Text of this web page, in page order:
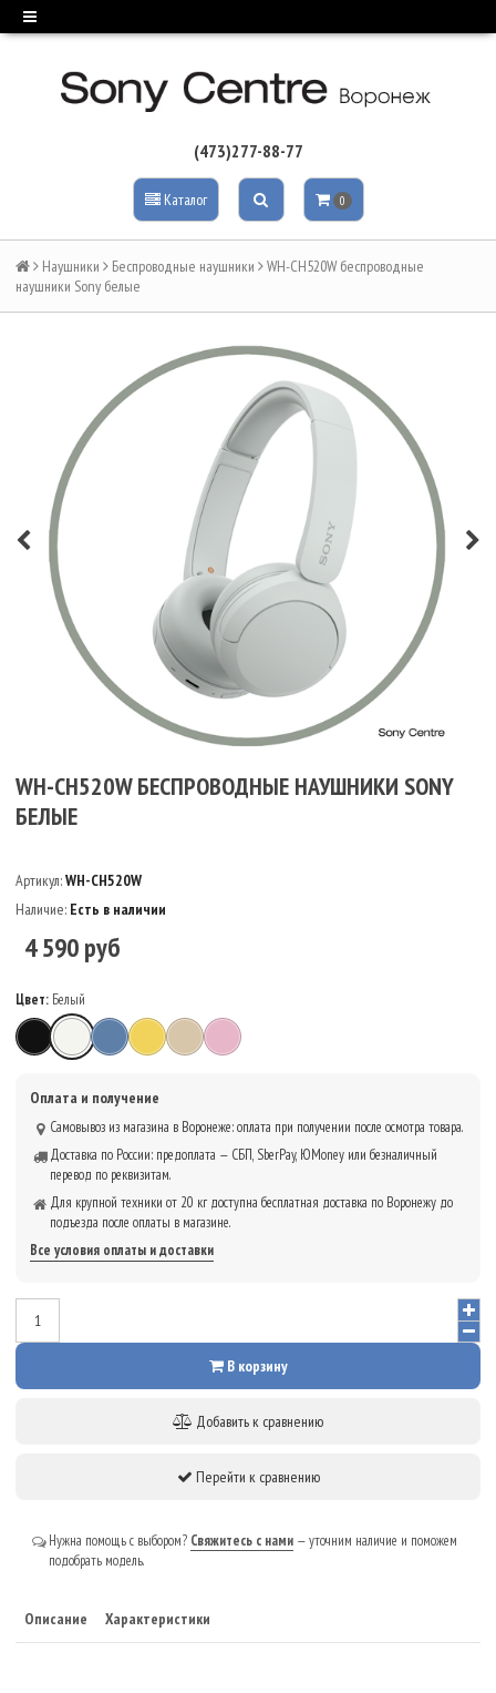
(473)277-88-77
Каталог 0
Наушники Беспроводные наушники
WH-CH520W беспроводные
наушники Sony белые
WH-CH520W БЕСПРОВОДНЫЕ НАУШНИКИ SONY
БЕЛЫЕ
Артикул:WH-CH520W
Наличие: Есть в наличии
4 590 руб
Цвет: Белый
ЧёрныйБелыйСинийЖёлтыйБежевыйРозовый
Оплата и получение
Самовывоз из магазина в Воронеже: оплата при получении после осмотра товара.
Доставка по России: предоплата — СБП, SberPay, ЮMoney или безналичный
перевод по реквизитам.
Для крупной техники от 20 кг доступна бесплатная доставка по Воронежу до
подъезда после оплаты в магазине.
Все условия оплаты и доставки
В корзину
Добавить к сравнению
Перейти к сравнению
Нужна помощь с выбором? Свяжитесь с нами — уточним наличие и поможем
подобрать модель.
Описание Характеристики